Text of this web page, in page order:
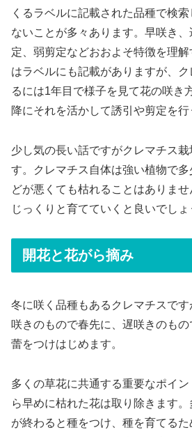
くるラベルに記載された品種で検
ないことが多々あります。早咲き
定、弱剪定などおおよそ特徴を理
はラベルにも記載がありますが、
るには1年目で様子を見て花の咲き
降にそれを活かして誘引や剪定を行
少し気の長い話ですがクレマチス
す。クレマチス自体は強い植物で
どが悪くても枯れることはありま
じっくりと育てていくと良いでしょ
開花と花がら摘み
冬に咲く品種もあるクレマチスで
咲きのもので春先に、遅咲きのも
蕾をつけはじめます。
多くの草花に共通する重要なポイ
ら早めに枯れた花は取り除きます
が終わると種をつけ、種を育てる